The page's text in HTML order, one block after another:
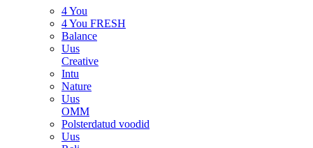
4 You
4 You FRESH
Balance
Uus
Creative
Intu
Nature
Uus
OMM
Polsterdatud voodid
Uus